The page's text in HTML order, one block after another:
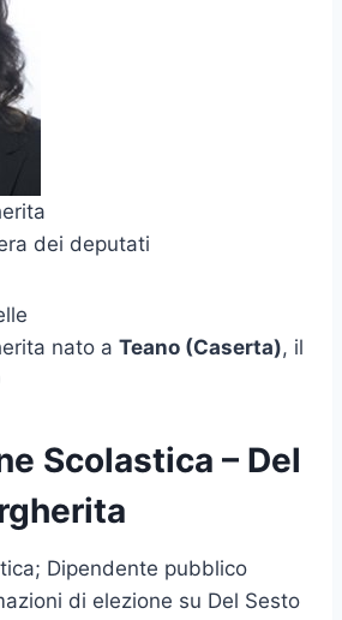
dei deputati
nato a Teano (Caserta), il
Scolastica – Del
Dipendente pubblico
di elezione su Del Sesto